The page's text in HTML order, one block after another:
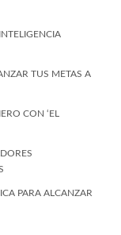
TUS METAS A
CON ‘EL
PARA ALCANZAR